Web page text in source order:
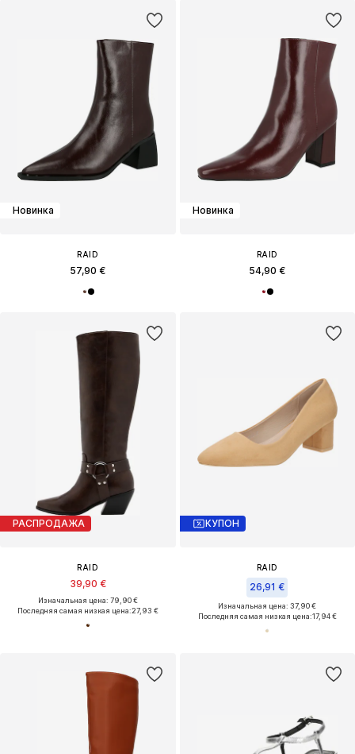
Новинка
RAID
57,90 €
Новинка
RAID
54,90 €
РАСПРОДАЖА
RAID
39,90 €
Изначальная цена: 79,90 €
Последняя самая низкая цена:27,93 €
КУПОН
RAID
26,91 €
Изначальная цена: 37,90 €
Последняя самая низкая цена:17,94 €